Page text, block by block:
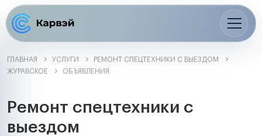
ГЛАВНАЯ УСЛУГИ
РЕМОНТ СПЕЦТЕХНИКИ С ВЫЕЗДОМ
ЖУРАВСКОЕ
ОБЪЯВЛЕНИЯ
Ремонт спецтехники с
выездом